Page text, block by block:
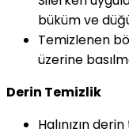
büküm ve
Temizlenen
üzerine
Derin Temizlik
Halınızın